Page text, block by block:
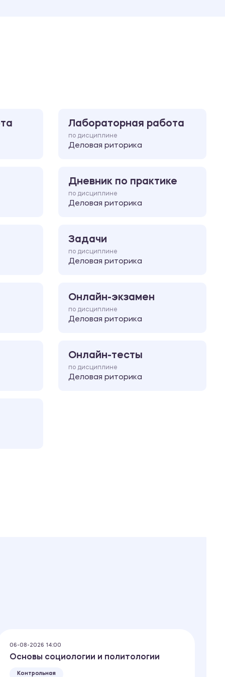
Лабораторная работа
по дисциплине
Деловая риторика
Дневник по практике
по дисциплине
Деловая риторика
Задачи
по дисциплине
Деловая риторика
Онлайн-экзамен
по дисциплине
Деловая риторика
Онлайн-тесты
по дисциплине
Деловая риторика
06-08-2026 14:00
Основы социологии и политологии
Контрольная